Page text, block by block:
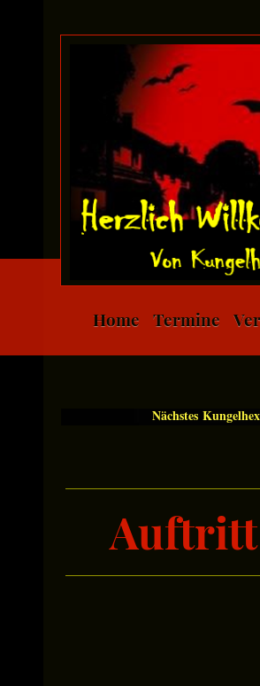
Home Termine
Nächstes
Auftritt